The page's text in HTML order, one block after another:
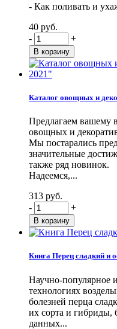
- Как поливать и
40 руб.
-
+
Каталог овощных и
Предлагаем вашему
овощных и
Мы постарались
значительные
также ряд новинок.
Надеемся,...
313 руб.
-
+
Книга Перец сладкий и
Научно-популярное
технологиях
болезней перца
их сорта и гибриды,
данных...